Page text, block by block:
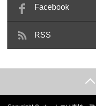
Facebook
RSS